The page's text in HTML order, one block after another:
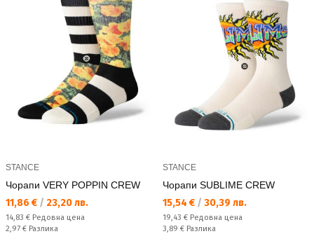
STANCE
Чорапи VERY POPPIN CREW
Текуща цена:
11,86 € / 23,20 лв.
Редовна цена:
14,83 € Редовна цена
Спестявате:
2,97 € Разлика
STANCE
Чорапи SUBLIME CREW
Текуща цена:
15,54 € / 30,39 лв.
Редовна цена:
19,43 € Редовна цена
Спестявате:
3,89 € Разлика